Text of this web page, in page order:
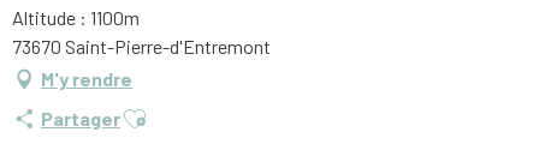
Altitude : 1100m
73670 Saint-Pierre-d'Entremont
M'y rendre
PartagerAjouter aux favoris